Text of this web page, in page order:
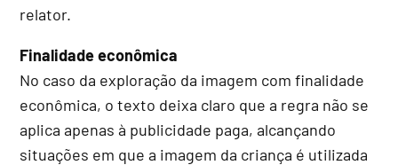
relator.
Finalidade econômica
No caso da exploração da imagem com finalidade
econômica, o texto deixa claro que a regra não se
aplica apenas à publicidade paga, alcançando
situações em que a imagem da criança é utilizada